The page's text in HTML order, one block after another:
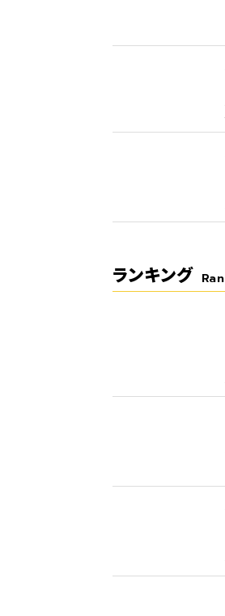
ボーイング787の主翼上面は平坦で凹凸がないが、
度の違いによる光の屈折によるものだろう。通常の
ラストを調整すると見えやすくなる。実際には前後
ランキング